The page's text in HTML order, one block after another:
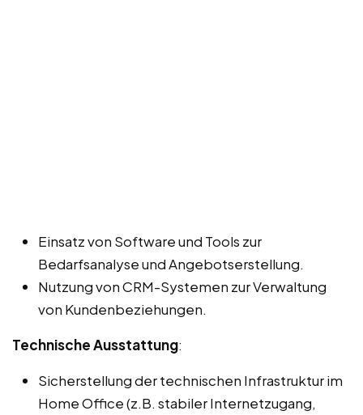
Einsatz von Software und Tools zur
Bedarfsanalyse und Angebotserstellung.
Nutzung von CRM-Systemen zur Verwaltung
von Kundenbeziehungen.
Technische Ausstattung:
Sicherstellung der technischen Infrastruktur im
Home Office (z.B. stabiler Internetzugang,